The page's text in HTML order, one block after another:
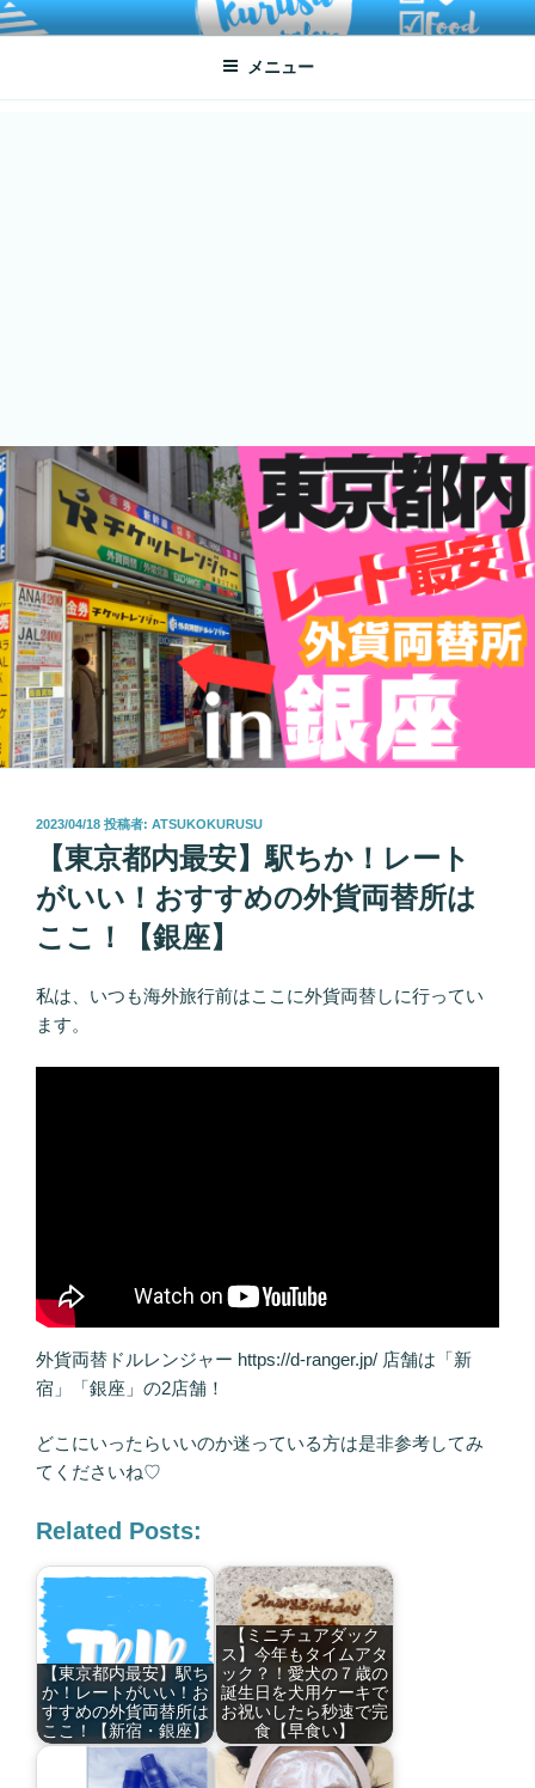
コ
ン
ン
ATSUKO KURUSU SALONE
written by Atsuko Kurusu
メニュー
投
2023/04/18 投稿者: ATSUKOKURUSU
【東京都内最安】駅ちか！レート
がいい！おすすめの外貨両替所は
ここ！【銀座】
私は、いつも海外旅行前はここに外貨両替しに行ってい
ます。
外貨両替ドルレンジャー https://d-ranger.jp/ 店舗は「新
宿」「銀座」の2店舗！
どこにいったらいいのか迷っている方は是非参考してみ
てくださいね♡
Related Posts:
【東京都内最安】駅ち
か！レートがいい！お
すすめの外貨両替所は
ここ！【新宿・銀座】
【ミニチュアダック
ス】今年もタイムアタ
ック？！愛犬の７歳の
誕生日を犬用ケーキで
お祝いしたら秒速で完
食【早食い】